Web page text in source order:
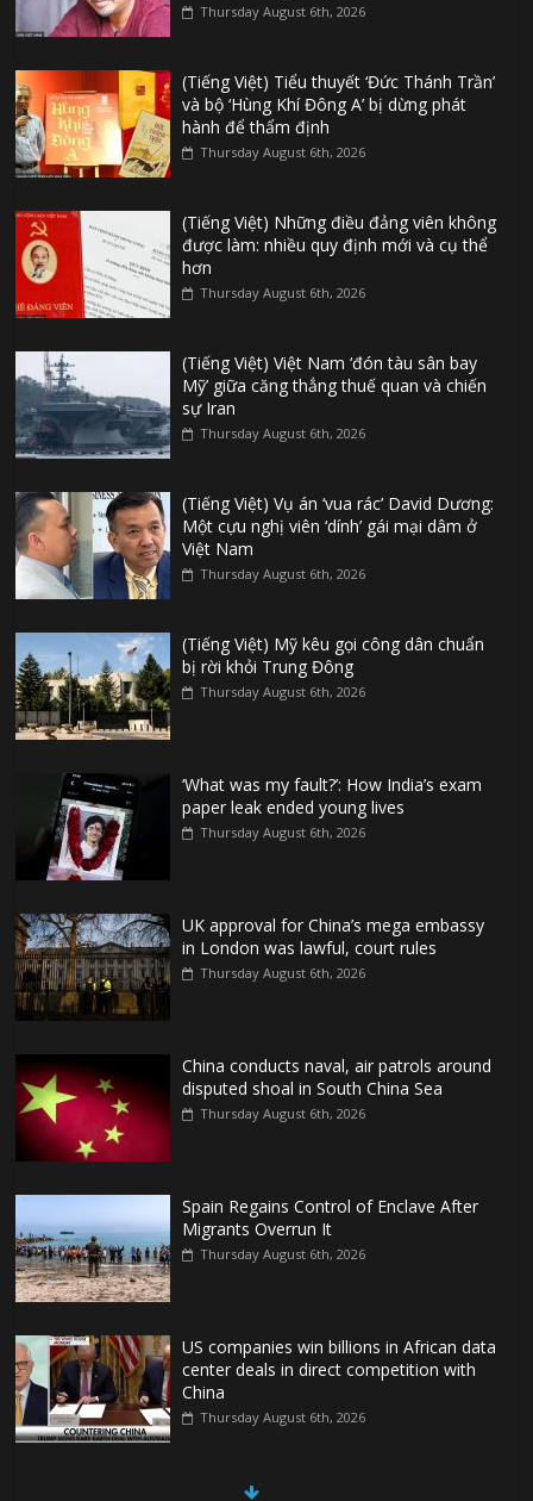
Thursday August 6th, 2026
(Tiếng Việt) Tiểu thuyết ‘Đức Thánh Trần’
và bộ ‘Hùng Khí Đông A’ bị dừng phát
hành để thẩm định
Thursday August 6th, 2026
(Tiếng Việt) Những điều đảng viên không
được làm: nhiều quy định mới và cụ thể
hơn
Thursday August 6th, 2026
(Tiếng Việt) Việt Nam ‘đón tàu sân bay
Mỹ’ giữa căng thẳng thuế quan và chiến
sự Iran
Thursday August 6th, 2026
(Tiếng Việt) Vụ án ‘vua rác’ David Dương:
Một cựu nghị viên ‘dính’ gái mại dâm ở
Việt Nam
Thursday August 6th, 2026
(Tiếng Việt) Mỹ kêu gọi công dân chuẩn
bị rời khỏi Trung Đông
Thursday August 6th, 2026
‘What was my fault?’: How India’s exam
paper leak ended young lives
Thursday August 6th, 2026
UK approval for China’s mega embassy
in London was lawful, court rules
Thursday August 6th, 2026
China conducts naval, air patrols around
disputed shoal in South China Sea
Thursday August 6th, 2026
Spain Regains Control of Enclave After
Migrants Overrun It
Thursday August 6th, 2026
US companies win billions in African data
center deals in direct competition with
China
Thursday August 6th, 2026
China, Russia, Iran and North Korea